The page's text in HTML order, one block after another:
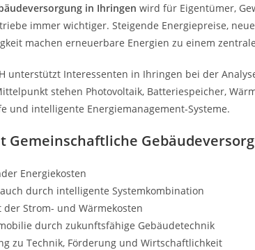
in Ihringen wird für Eigentümer,
immer wichtiger. Steigende Energiepreise,
machen erneuerbare Energien zu einem
unterstützt Interessenten in Ihringen bei der
stehen Photovoltaik, Batteriespeicher,
und intelligente Energiemanagement-Systeme.
Gemeinschaftliche
Energiekosten
durch intelligente Systemkombination
der Strom- und Wärmekosten
durch zukunftsfähige Gebäudetechnik
zu Technik, Förderung und Wirtschaftlichkeit